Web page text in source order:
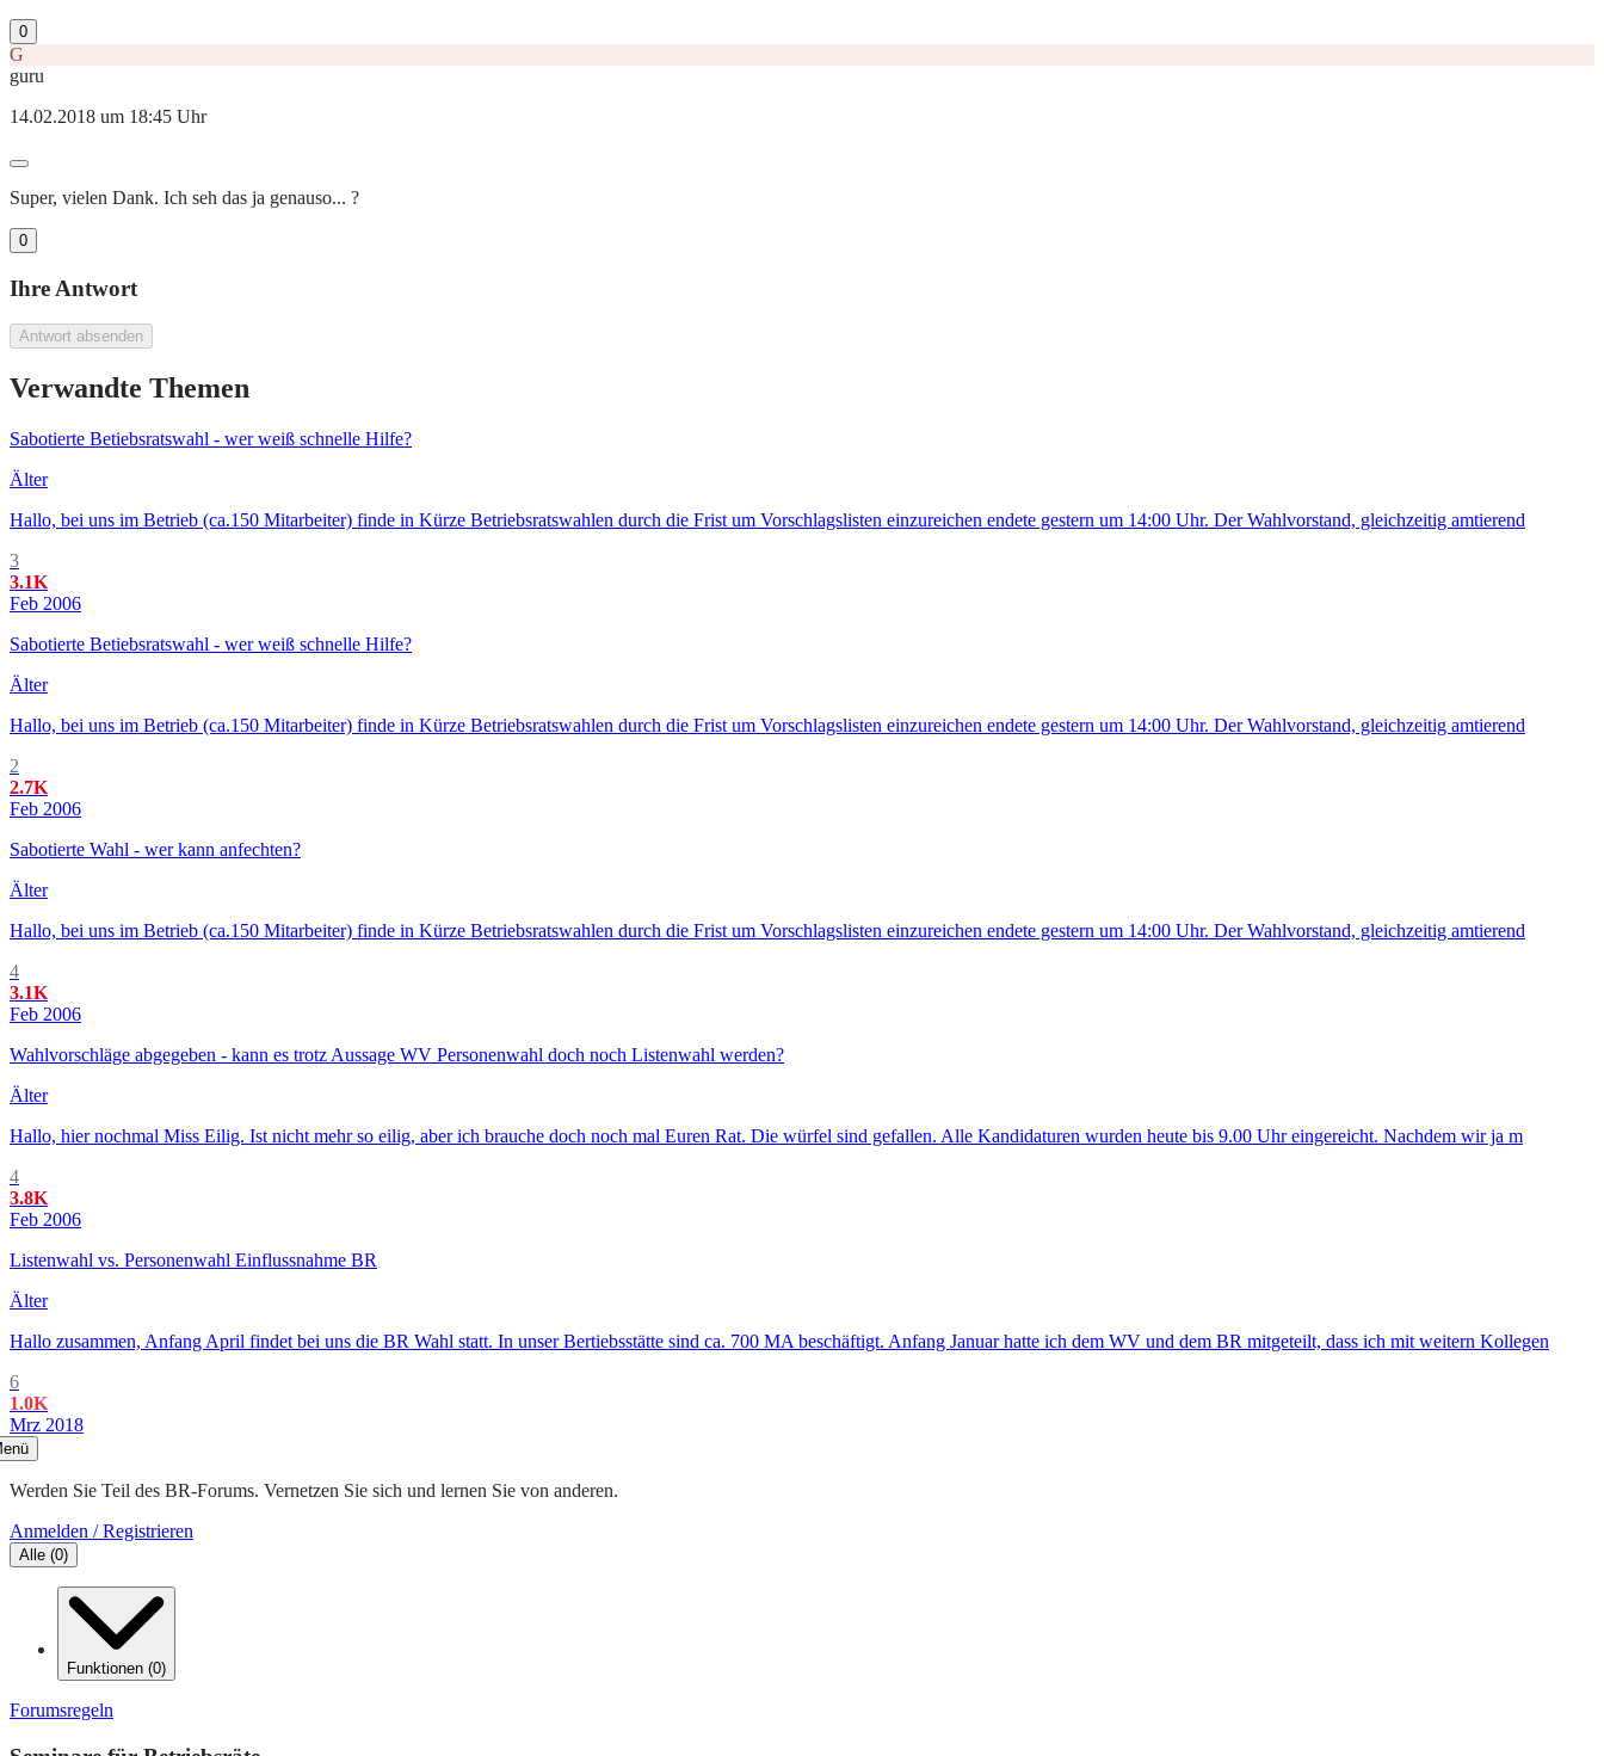
0
G
guru
14.02.2018 um 18:45 Uhr
Super, vielen Dank. Ich seh das ja genauso... ?
0
Ihre Antwort
Antwort absenden
Verwandte Themen
Sabotierte Betiebsratswahl - wer weiß schnelle Hilfe?
Älter
Hallo, bei uns im Betrieb (ca.150 Mitarbeiter) finde in Kürze Betriebsratswahlen durch die Frist um Vorschlagslisten einzureichen endete gestern um 14:00 Uhr. Der Wahlvorstand, gleichzeitig amtierend
3
3.1K
Feb 2006
Sabotierte Betiebsratswahl - wer weiß schnelle Hilfe?
Älter
Hallo, bei uns im Betrieb (ca.150 Mitarbeiter) finde in Kürze Betriebsratswahlen durch die Frist um Vorschlagslisten einzureichen endete gestern um 14:00 Uhr. Der Wahlvorstand, gleichzeitig amtierend
2
2.7K
Feb 2006
Sabotierte Wahl - wer kann anfechten?
Älter
Hallo, bei uns im Betrieb (ca.150 Mitarbeiter) finde in Kürze Betriebsratswahlen durch die Frist um Vorschlagslisten einzureichen endete gestern um 14:00 Uhr. Der Wahlvorstand, gleichzeitig amtierend
4
3.1K
Feb 2006
Wahlvorschläge abgegeben - kann es trotz Aussage WV Personenwahl doch noch Listenwahl werden?
Älter
Hallo, hier nochmal Miss Eilig. Ist nicht mehr so eilig, aber ich brauche doch noch mal Euren Rat. Die würfel sind gefallen. Alle Kandidaturen wurden heute bis 9.00 Uhr eingereicht. Nachdem wir ja m
4
3.8K
Feb 2006
Listenwahl vs. Personenwahl Einflussnahme BR
Älter
Hallo zusammen, Anfang April findet bei uns die BR Wahl statt. In unser Bertiebsstätte sind ca. 700 MA beschäftigt. Anfang Januar hatte ich dem WV und dem BR mitgeteilt, dass ich mit weitern Kollegen
6
1.0K
Mrz 2018
Werden Sie Teil des BR-Forums. Vernetzen Sie sich und lernen Sie von anderen.
Anmelden / Registrieren
Alle (0)
Funktionen (0)
Forumsregeln